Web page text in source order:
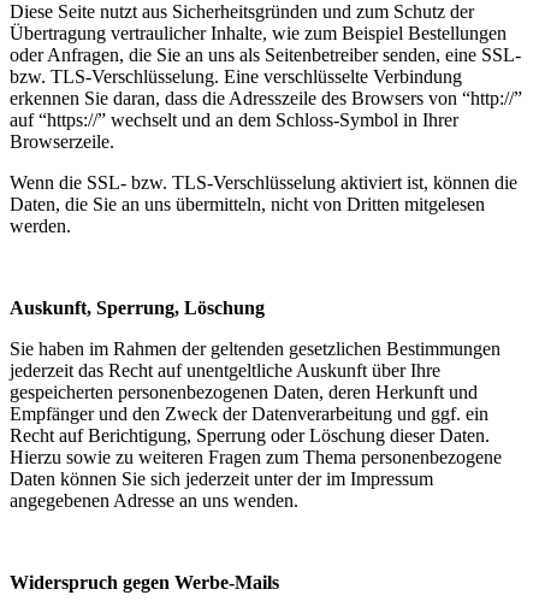
Diese Seite nutzt aus Sicherheitsgründen und zum Schutz der
Übertragung vertraulicher Inhalte, wie zum Beispiel Bestellungen
oder Anfragen, die Sie an uns als Seitenbetreiber senden, eine SSL-
bzw. TLS-Verschlüsselung. Eine verschlüsselte Verbindung
erkennen Sie daran, dass die Adresszeile des Browsers von “http://”
auf “https://” wechselt und an dem Schloss-Symbol in Ihrer
Browserzeile.
Wenn die SSL- bzw. TLS-Verschlüsselung aktiviert ist, können die
Daten, die Sie an uns übermitteln, nicht von Dritten mitgelesen
werden.
Auskunft, Sperrung, Löschung
Sie haben im Rahmen der geltenden gesetzlichen Bestimmungen
jederzeit das Recht auf unentgeltliche Auskunft über Ihre
gespeicherten personenbezogenen Daten, deren Herkunft und
Empfänger und den Zweck der Datenverarbeitung und ggf. ein
Recht auf Berichtigung, Sperrung oder Löschung dieser Daten.
Hierzu sowie zu weiteren Fragen zum Thema personenbezogene
Daten können Sie sich jederzeit unter der im Impressum
angegebenen Adresse an uns wenden.
Widerspruch gegen Werbe-Mails